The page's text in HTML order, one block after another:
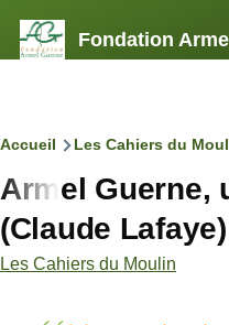
Fondation
Fil
d'Ariane
Accueil Les Cahiers du
Armel Guerne,
(Claude Lafaye)
Les Cahiers du Moulin